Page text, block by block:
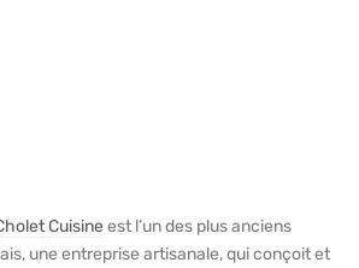
Cuisine est l’un des plus anciens
une entreprise artisanale, qui conçoit et